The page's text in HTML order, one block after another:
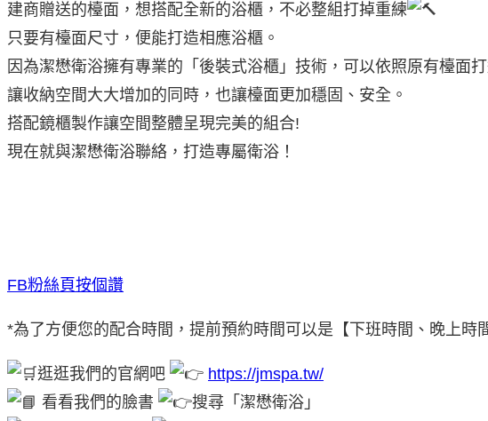
建商贈送的檯面，想搭配全新的浴櫃，不必整組打掉重練
只要有檯面尺寸，便能打造相應浴櫃。
因為潔懋衛浴擁有專業的「後裝式浴櫃」技術，可以依照原有檯面
讓收納空間大大增加的同時，也讓檯面更加穩固、安全。
搭配鏡櫃製作讓空間整體呈現完美的組合!
現在就與潔懋衛浴聯絡，打造專屬衛浴！
FB粉絲頁按個讚
*為了方便您的配合時間，提前預約時間可以是【下班時間、晚上
逛逛我們的官網吧
https://jmspa.tw/
看看我們的臉書
搜尋「潔懋衛浴」